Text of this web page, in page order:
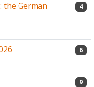
the German
4
6
9